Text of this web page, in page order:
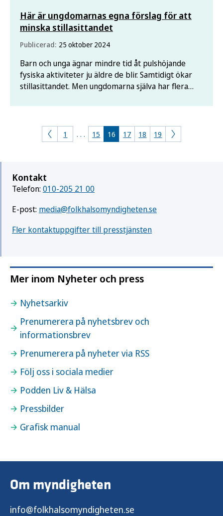
Här är ungdomarnas egna förslag för att
minska stillasittandet
Publicerad: 25 oktober 2024
Barn och unga ägnar mindre tid åt pulshöjande
fysiska aktiviteter ju äldre de blir. Samtidigt ökar
stillasittandet. Men ungdomarna själva har flera
1 . . . 15 16 17 18 19
Kontakt
Telefon: 010-205 21 00
E-post: media@folkhalsomyndigheten.se
Fler kontaktuppgifter till presstjänsten
Mer inom Nyheter och press
Nyhetsarkiv
Prenumerera på nyhetsbrev och
informationsbrev
Prenumerera på nyheter via RSS
Följ oss i sociala medier
Podden Liv & Hälsa
Pressbilder
Grafisk manual
Om myndigheten
info@folkhalsomyndigheten.se